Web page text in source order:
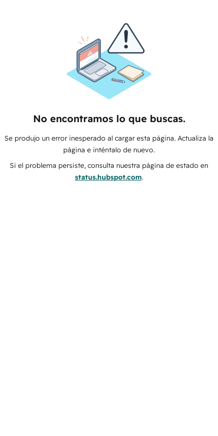
No encontramos lo que buscas.
Se produjo un error inesperado al cargar esta página. Actualiza la
página e inténtalo de nuevo.
Si el problema persiste, consulta nuestra página de estado en
status.hubspot.com.